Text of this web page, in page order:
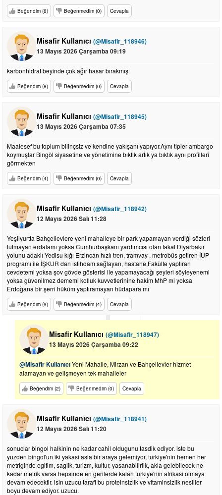
Beğendim (6) Beğenmedim (0) Cevapla
Misafir Kullanıcı (@Misafir_118946)
13 Mayıs 2026 Çarşamba 09:19
karbonhidrat beyinde çok ağır hasar bırakmış.
Beğendim (8) Beğenmedim (0) Cevapla
Misafir Kullanıcı (@Misafir_118945)
13 Mayıs 2026 Çarşamba 07:35
Maalesef bu toplum bilinçsiz ve kendine yakışanı yapıyor.Aynı tipler ambargo
koymuşlar Bingöl siyasetine ve yönetimine bıktık artık ya bıktık aynı profilleri
görmekten
Beğendim (4) Beğenmedim (0) Cevapla
Misafir Kullanıcı (@Misafir_118942)
12 Mayıs 2026 Salı 11:28
Yeşilyurtta Bahçelievlere yeni mahalleye bir park yapamayan verdiği sözleri
tutmayan erdalamı yoksa Cumhurbaşkanı yardımcısı olan fakat Diyarbakır
yolunu adaklı Yedisu kığı Erzincan hızlı tren, tramvay , metrobüs getiren İUP
programı ile İŞKUR dan istihdam sağlayan, hastane,Fakülte yaptıran
cevdetemi yoksa şov gövde gösterisi ile yapamayacağı şeyleri söyleyenemi
yoksa güvenilmez dememi kolluk kuvvetlerinine hakim MhP mi yoksa
Erdoğana bir şerri hüküm yaptıramayan hüdapara mı
Beğendim (9) Beğenmedim (4) Cevapla
Misafir Kullanıcı (@Misafir_118947)
13 Mayıs 2026 Çarşamba 09:22
@Misafir KullanıcıYeni Mahalle, Mirzan ve Bahçelievler hizmet
alamayan ve gelişmeyen tek mahalleler
Beğendim (2) Beğenmedim (0) Cevapla
Misafir Kullanıcı (@Misafir_118941)
12 Mayıs 2026 Salı 11:20
sonuclar bingol halkinin ne kadar cahil oldugunu tasdik ediyor. iste bu
yuzden bingol'un iki yakasi asla bir araya gelemiyor, turkiye'nin hemen her
metriginde egitim, saglik, turizm, kultur, yasanabilirlik, akla gelebilecek ne
kadar metrik varsa hepsinde en gerilerde kalan turkiye'nin afrikasi olmaya
devam edecektir. isin uzucu tarafi bu proteinsizlik ve vitaminsizlik nesiller
boyu devam ediyor. uzucu.